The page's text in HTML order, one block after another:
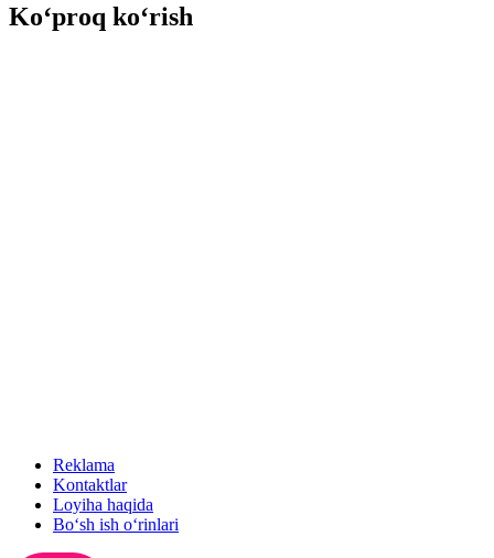
Ko‘proq ko‘rish
Reklama
Kontaktlar
Loyiha haqida
Bo‘sh ish o‘rinlari